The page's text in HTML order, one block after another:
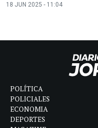
18 JUN 2025 - 11:04
POLÍTICA
POLICIALES
ECONOMIA
DEPORTES